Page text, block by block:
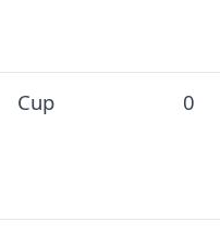
Cup 0